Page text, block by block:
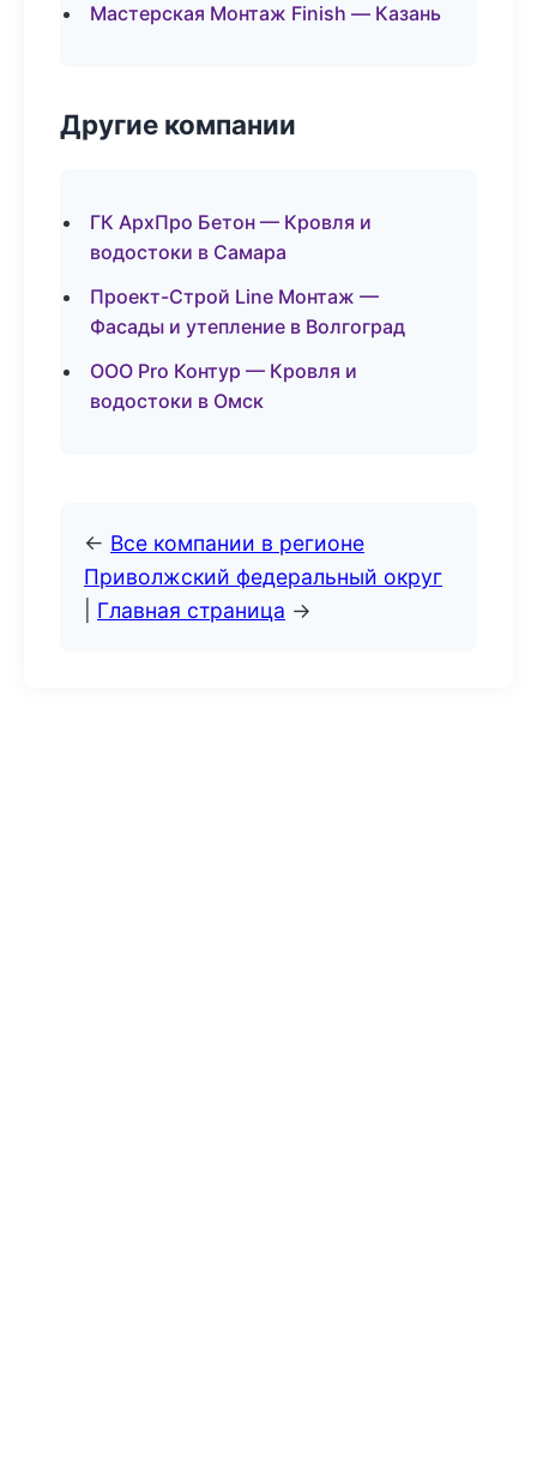
Мастерская Монтаж Finish — Казань
Другие компании
ГК АрхПро Бетон — Кровля и
водостоки в Самара
Проект-Строй Line Монтаж —
Фасады и утепление в Волгоград
ООО Pro Контур — Кровля и
водостоки в Омск
← Все компании в регионе
Приволжский федеральный округ
Главная страница →